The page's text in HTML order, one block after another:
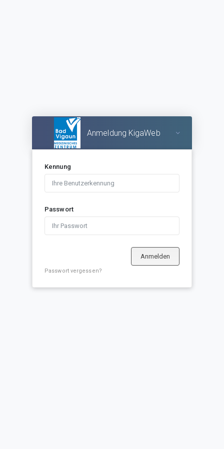
Anmeldung KigaWeb
Kennung
Passwort
Anmelden
Passwort vergessen?